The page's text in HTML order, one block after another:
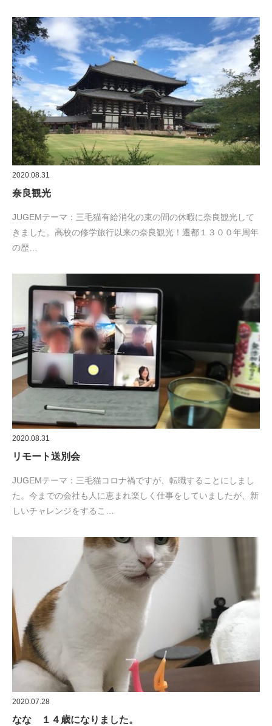
2020.08.31
奈良観光
JUGEMテーマ：三毛猫有給消化の束の間の休暇に奈良観光して
きました。高校の修学旅行以来の奈良観光！遷都１３００年周年
の歴…
2020.08.31
リモート送別会
JUGEMテーマ：三毛猫コロナ禍ですが、転職することにしまし
た。今までの会社も人に恵まれ楽しく仕事をしていましたが、新
しいチャレンジをするこ…
2020.07.28
なな １４歳になりました。